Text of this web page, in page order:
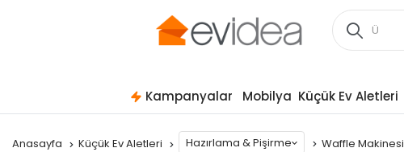
Kampanyalar Mobilya Küçük Ev Aletleri
Anasayfa Küçük Ev Aletleri Hazırlama & Pişirme Waffle Makinesi